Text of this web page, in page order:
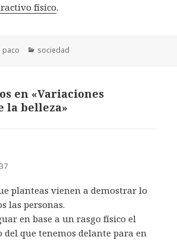
físico.
Autor
paco Categorías
sociedad
en «Variaciones
la belleza»
planteas vienen a demostrar lo
las personas.
en base a un rasgo físico el
del que tenemos delante para en